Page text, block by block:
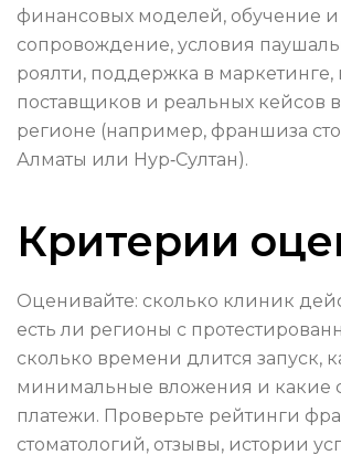
финансовых моделей, обучение и
сопровождение, условия
роялти, поддержка в маркетинге,
поставщиков и реальных кейсов
регионе (например, франшиза
Алматы или Нур‑Султан).
Критерии
Оценивайте: сколько клиник
есть ли регионы с
сколько времени длится запуск,
минимальные вложения и какие
платежи. Проверьте рейтинги
стоматологий, отзывы, истории